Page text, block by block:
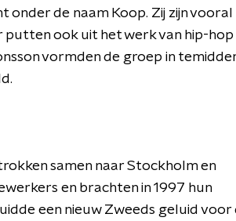
onder de naam Koop. Zij zijn vooral
putten ook uit het werk van hip-hop
vormden de groep in
samen naar Stockholm en
en brachten in 1997 hun
een nieuw Zweeds geluid voor